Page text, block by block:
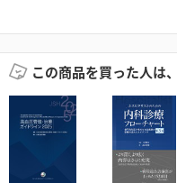
この商品を買った人は